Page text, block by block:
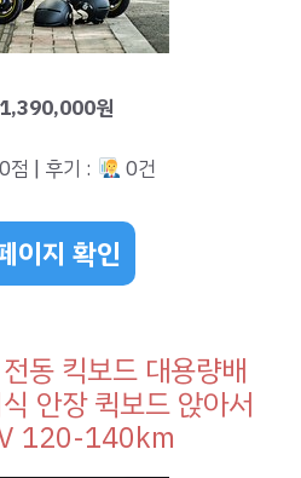
1,390,000원
| 후기 : 0건
이지 확인
동 킥보드 대용량배
안장 퀵보드 앉아서
120-140km